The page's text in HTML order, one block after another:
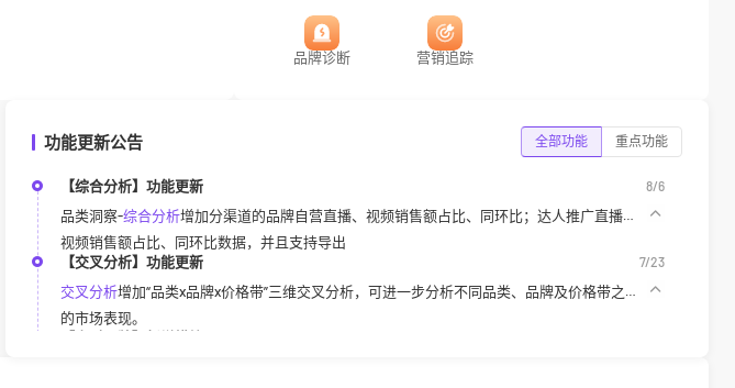
品牌诊断 营销追踪
功能更新公告 全部功能 重点功能
【综合分析】功能更新 8/6
品类洞察-综合分析增加分渠道的品牌自营直播、视频销售额占比、同环比；达人推广直播、
视频销售额占比、同环比数据，并且支持导出
【交叉分析】功能更新
7/23
交叉分析增加“品类x品牌x价格带”三维交叉分析，可进一步分析不同品类、品牌及价格带之间
的市场表现。